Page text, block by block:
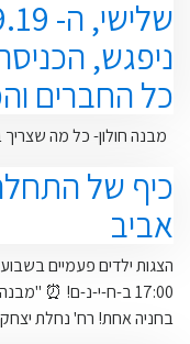
ניפגש,
כל החברים
מבנה חולון- כל מה
כיף של
אביב
הצגות ילדים פעמיים
17:00 ב-ח-י-נ-ם! ⏰
בחניה אחת! רח' נחלת יצחק 18, ת"א